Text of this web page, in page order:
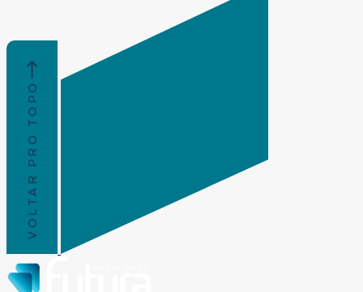
VOLTAR PRO TOPO